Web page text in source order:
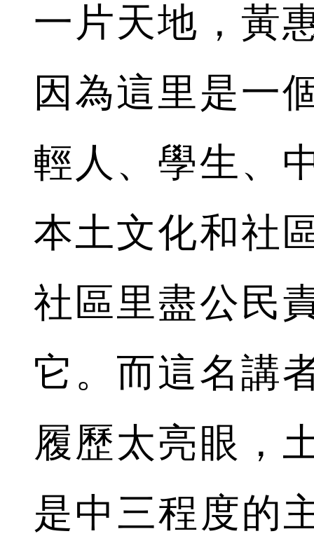
一片天地，黃
因為這里是一
輕人、學生、
本土文化和社
社區里盡公民
它。而這名講
履歷太亮眼，
是中三程度的